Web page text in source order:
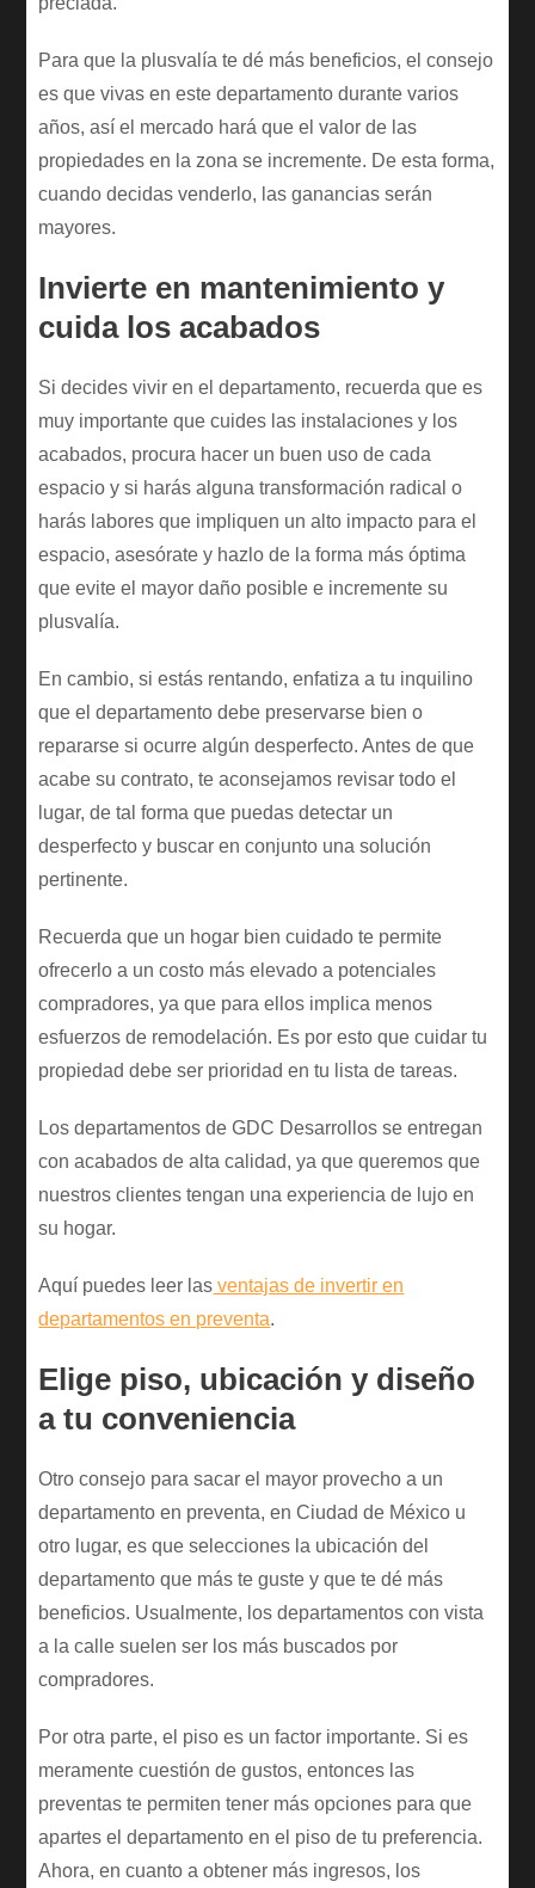
Para que la plusvalía te dé más beneficios, el consejo
es que vivas en este departamento durante varios
años, así el mercado hará que el valor de las
propiedades en la zona se incremente. De esta forma,
cuando decidas venderlo, las ganancias serán
mayores.
Invierte en mantenimiento y
cuida los acabados
Si decides vivir en el departamento, recuerda que es
muy importante que cuides las instalaciones y los
acabados, procura hacer un buen uso de cada
espacio y si harás alguna transformación radical o
harás labores que impliquen un alto impacto para el
espacio, asesórate y hazlo de la forma más óptima
que evite el mayor daño posible e incremente su
plusvalía.
En cambio, si estás rentando, enfatiza a tu inquilino
que el departamento debe preservarse bien o
repararse si ocurre algún desperfecto. Antes de que
acabe su contrato, te aconsejamos revisar todo el
lugar, de tal forma que puedas detectar un
desperfecto y buscar en conjunto una solución
pertinente.
Recuerda que un hogar bien cuidado te permite
ofrecerlo a un costo más elevado a potenciales
compradores, ya que para ellos implica menos
esfuerzos de remodelación. Es por esto que cuidar tu
propiedad debe ser prioridad en tu lista de tareas.
Los departamentos de GDC Desarrollos se entregan
con acabados de alta calidad, ya que queremos que
nuestros clientes tengan una experiencia de lujo en
su hogar.
Aquí puedes leer las ventajas de invertir en
departamentos en preventa.
Elige piso, ubicación y diseño
a tu conveniencia
Otro consejo para sacar el mayor provecho a un
departamento en preventa, en Ciudad de México u
otro lugar, es que selecciones la ubicación del
departamento que más te guste y que te dé más
beneficios. Usualmente, los departamentos con vista
a la calle suelen ser los más buscados por
compradores.
Por otra parte, el piso es un factor importante. Si es
meramente cuestión de gustos, entonces las
preventas te permiten tener más opciones para que
apartes el departamento en el piso de tu preferencia.
Ahora, en cuanto a obtener más ingresos, los